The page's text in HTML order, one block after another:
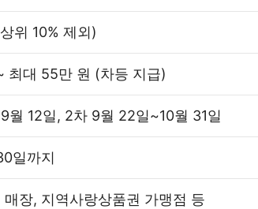
위 10% 제외)
최대 55만 원 (차등 지급)
월 12일, 2차 9월 22일~10월 31일
일까지
매장, 지역사랑상품권 가맹점 등